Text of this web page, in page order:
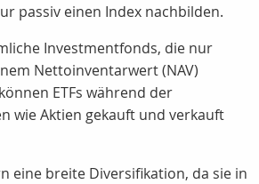
passiv einen Index nachbilden.
Investmentfonds, die nur
Nettoinventarwert (NAV)
ETFs während der
wie Aktien gekauft und verkauft
eine breite Diversifikation, da sie in